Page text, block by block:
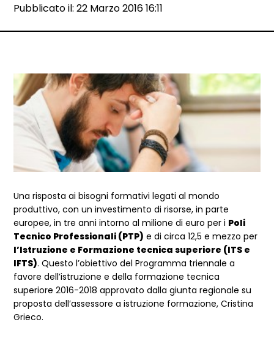
Data e ora:
Pubblicato il: 22 Marzo 2016 16:11
Dettagli articolo
Una risposta ai bisogni formativi legati al mondo
produttivo, con un investimento di risorse, in parte
europee, in tre anni intorno al milione di euro per i Poli
Tecnico Professionali (PTP) e di circa 12,5 e mezzo per
l’Istruzione e Formazione tecnica superiore (ITS e
IFTS). Questo l’obiettivo del Programma triennale a
favore dell’istruzione e della formazione tecnica
superiore 2016-2018 approvato dalla giunta regionale su
proposta dell’assessore a istruzione formazione, Cristina
Grieco.